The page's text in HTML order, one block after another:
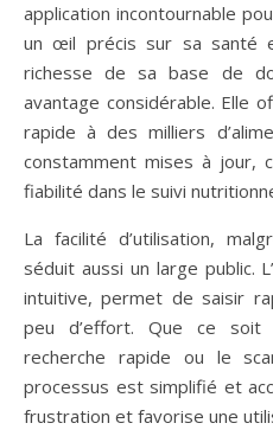
application incontournable
un œil précis sur sa santé
richesse de sa base de
avantage considérable. Elle
rapide à des milliers
constamment mises à jour,
fiabilité dans le suivi
La facilité d’utilisation,
séduit aussi un large public.
intuitive, permet de saisir
peu d’effort. Que ce soit
recherche rapide ou le
processus est simplifié et
frustration et favorise une